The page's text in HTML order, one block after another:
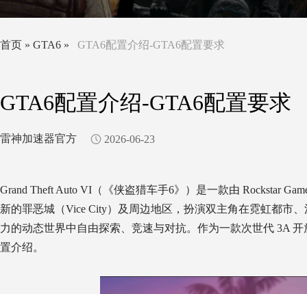
首页 » GTA6 » GTA6配置介绍-GTA6配置要求
GTA6配置介绍-GTA6配置要求
雷神加速器官方 2026-06-23
Grand Theft Auto VI（《侠盗猎车手6》）是一款由 Rockstar
新的罪恶城（Vice City）及周边地区，扮演双主角在霓虹都市
力的动态世界中自由探索、竞速与对抗。作为一款次世代 3A
置介绍。